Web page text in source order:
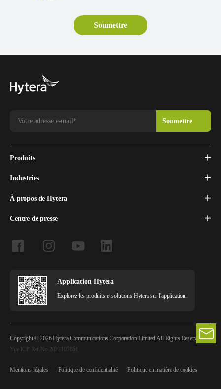
Produits
Industries
À propos de Hytera
Centre de presse
Application Hytera
Explorez les produits et solutions Hytera sur l'application.
Copyright © 2026 Hytera Communications Corporation Limited All Rights Reserved
Yue ICP Ref.No.2022107854
Mentions légales Politique de confidentialité Politique en matière de cookies